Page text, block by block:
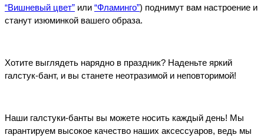
“Вишневый цвет” или “Фламинго”) поднимут вам настроение и
станут изюминкой вашего образа.
Хотите выглядеть нарядно в праздник? Наденьте яркий
галстук-бант, и вы станете неотразимой и неповторимой!
Наши галстуки-банты вы можете носить каждый день! Мы
гарантируем высокое качество наших аксессуаров, ведь мы